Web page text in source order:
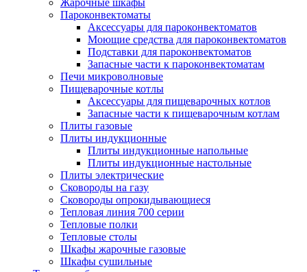
Жарочные шкафы
Пароконвектоматы
Аксессуары для пароконвектоматов
Моющие средства для пароконвектоматов
Подставки для пароконвектоматов
Запасные части к пароконвектоматам
Печи микроволновые
Пищеварочные котлы
Аксессуары для пищеварочных котлов
Запасные части к пищеварочным котлам
Плиты газовые
Плиты индукционные
Плиты индукционные напольные
Плиты индукционные настольные
Плиты электрические
Сковороды на газу
Сковороды опрокидывающиеся
Тепловая линия 700 серии
Тепловые полки
Тепловые столы
Шкафы жарочные газовые
Шкафы сушильные